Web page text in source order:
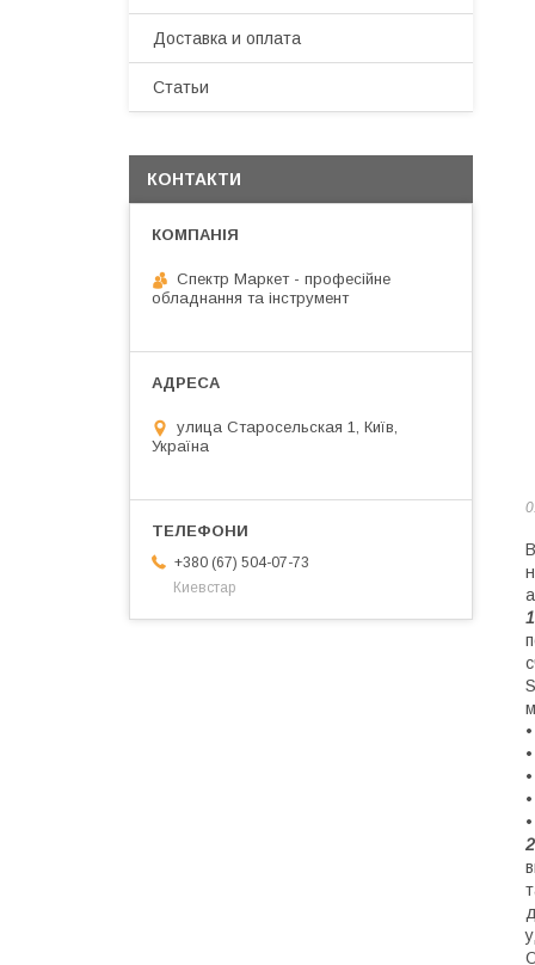
Доставка и оплата
Статьи
КОНТАКТИ
Спектр Маркет - професійне
обладнання та інструмент
улица Старосельская 1, Київ,
Україна
+380 (67) 504-07-73
Киевстар